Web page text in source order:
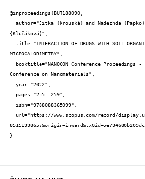
@inproceedings{BUT188090,
{Klučáková}",
MICROCALORIMETRY",
Conference on Nanomaterials",
}